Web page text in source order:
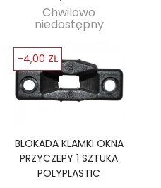
Chwilowo
niedostępny
BLOKADA KLAMKI OKNA
PRZYCZEPY 1 SZTUKA
POLYPLASTIC
-4,00 ZŁ